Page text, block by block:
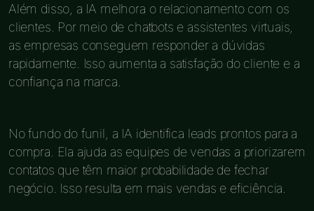
Além disso, a IA melhora o relacionamento com os
clientes. Por meio de chatbots e assistentes virtuais,
as empresas conseguem responder a dúvidas
rapidamente. Isso aumenta a satisfação do cliente e a
confiança na marca.
No fundo do funil, a IA identifica leads prontos para a
compra. Ela ajuda as equipes de vendas a priorizarem
contatos que têm maior probabilidade de fechar
negócio. Isso resulta em mais vendas e eficiência.